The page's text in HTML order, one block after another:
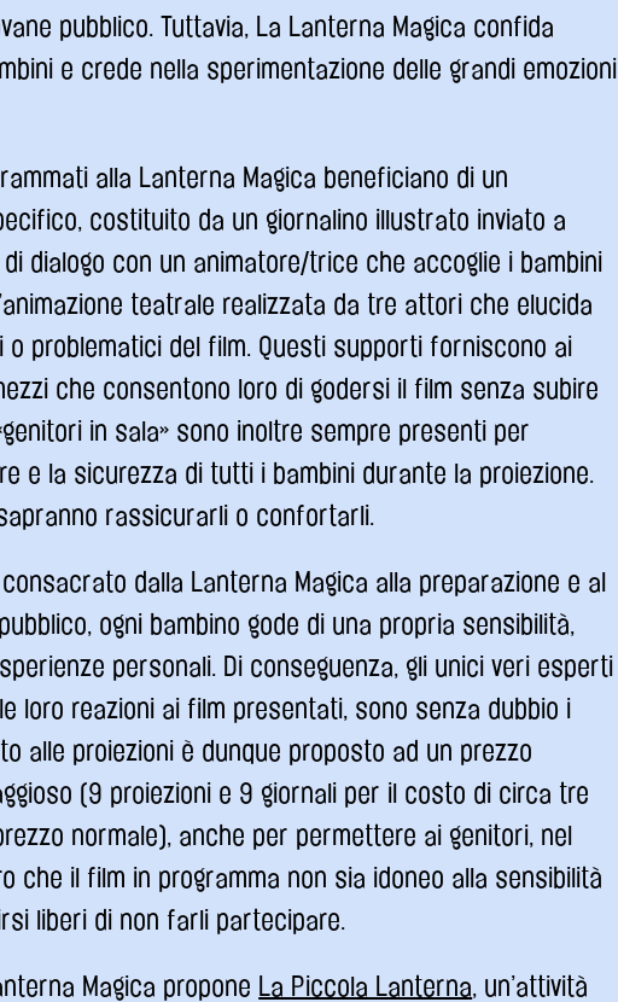
pubblico. Tuttavia, La Lanterna Magica confida
e crede nella sperimentazione delle grandi emozioni
alla Lanterna Magica beneficiano di un
costituito da un giornalino illustrato inviato a
dialogo con un animatore/trice che accoglie i bambini
teatrale realizzata da tre attori che elucida
o problematici del film. Questi supporti forniscono ai
che consentono loro di godersi il film senza subire
in sala» sono inoltre sempre presenti per
e la sicurezza di tutti i bambini durante la proiezione.
rassicurarli o confortarli.
consacrato dalla Lanterna Magica alla preparazione e al
ogni bambino gode di una propria sensibilità,
personali. Di conseguenza, gli unici veri esperti
loro reazioni ai film presentati, sono senza dubbio i
alle proiezioni è dunque proposto ad un prezzo
(9 proiezioni e 9 giornali per il costo di circa tre
normale), anche per permettere ai genitori, nel
che il film in programma non sia idoneo alla sensibilità
liberi di non farli partecipare.
Magica propone La Piccola Lanterna, un’attività